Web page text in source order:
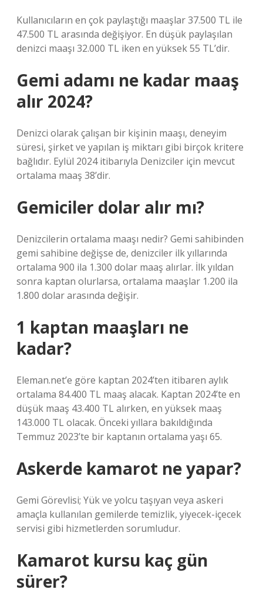
Kullanıcıların en çok paylaştığı maaşlar 37.500 TL ile
47.500 TL arasında değişiyor. En düşük paylaşılan
denizci maaşı 32.000 TL iken en yüksek 55 TL’dir.
Gemi adamı ne kadar maaş
alır 2024?
Denizci olarak çalışan bir kişinin maaşı, deneyim
süresi, şirket ve yapılan iş miktarı gibi birçok kritere
bağlıdır. Eylül 2024 itibarıyla Denizciler için mevcut
ortalama maaş 38’dir.
Gemiciler dolar alır mı?
Denizcilerin ortalama maaşı nedir? Gemi sahibinden
gemi sahibine değişse de, denizciler ilk yıllarında
ortalama 900 ila 1.300 dolar maaş alırlar. İlk yıldan
sonra kaptan olurlarsa, ortalama maaşlar 1.200 ila
1.800 dolar arasında değişir.
1 kaptan maaşları ne
kadar?
Eleman.net’e göre kaptan 2024’ten itibaren aylık
ortalama 84.400 TL maaş alacak. Kaptan 2024’te en
düşük maaş 43.400 TL alırken, en yüksek maaş
143.000 TL olacak. Önceki yıllara bakıldığında
Temmuz 2023’te bir kaptanın ortalama yaşı 65.
Askerde kamarot ne yapar?
Gemi Görevlisi; Yük ve yolcu taşıyan veya askeri
amaçla kullanılan gemilerde temizlik, yiyecek-içecek
servisi gibi hizmetlerden sorumludur.
Kamarot kursu kaç gün
sürer?